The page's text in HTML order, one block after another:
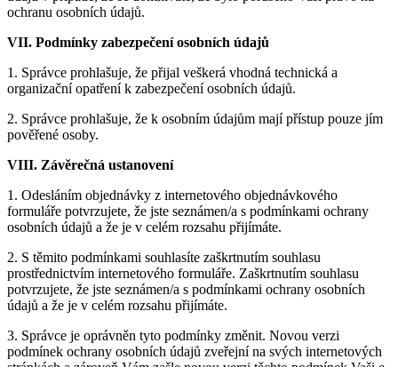
ochranu osobních údajů.
VII. Podmínky zabezpečení osobních údajů
1. Správce prohlašuje, že přijal veškerá vhodná technická a
organizační opatření k zabezpečení osobních údajů.
2. Správce prohlašuje, že k osobním údajům mají přístup pouze jím
pověřené osoby.
VIII. Závěrečná ustanovení
1. Odesláním objednávky z internetového objednávkového
formuláře potvrzujete, že jste seznámen/a s podmínkami ochrany
osobních údajů a že je v celém rozsahu přijímáte.
2. S těmito podmínkami souhlasíte zaškrtnutím souhlasu
prostřednictvím internetového formuláře. Zaškrtnutím souhlasu
potvrzujete, že jste seznámen/a s podmínkami ochrany osobních
údajů a že je v celém rozsahu přijímáte.
3. Správce je oprávněn tyto podmínky změnit. Novou verzi
podmínek ochrany osobních údajů zveřejní na svých internetových